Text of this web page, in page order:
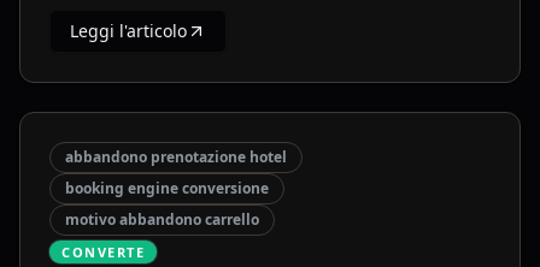
Leggi l'articolo
abbandono prenotazione hotel
booking engine conversione
motivo abbandono carrello
CONVERTE